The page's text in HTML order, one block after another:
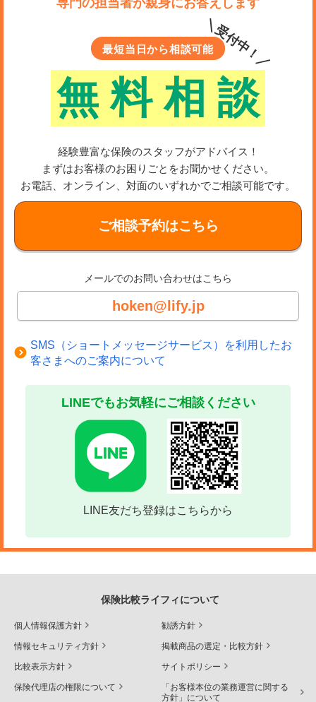
専門の担当者が親身にお答えします
最短当日から相談可能
無 料 相 談
＼受付中！／
経験豊富な保険のスタッフがアドバイス！
まずはお客様のお困りごとをお聞かせください。
お電話、オンライン、対面のいずれかでご相談可能です。
ご相談予約はこちら
メールでのお問い合わせはこちら
hoken@lify.jp
SMS（ショートメッセージサービス）を利用したお
客さまへのご案内について
LINEでもお気軽にご相談ください
LINE友だち登録はこちらから
保険比較ライフィについて
個人情報保護方針 勧誘方針
情報セキュリティ方針 掲載商品の選定・比較方針
比較表示方針 サイトポリシー
保険代理店の権限について
「お客様本位の業務運営に関する
方針」について